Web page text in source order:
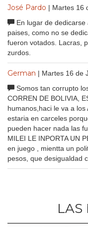
José Pardo | Martes 16
En lugar de
paises, como no se
fueron votados. Lacras,
zurdos.
German | Martes 16 de
Somos tan corrupto
CORREN DE BOLIVIA,
humanos,haci le va a
estaria en carceles
pueden hacer nada las
MILEI LE INPORTA UN
en juego , mientta un
pesos, que desigualdad
LAS